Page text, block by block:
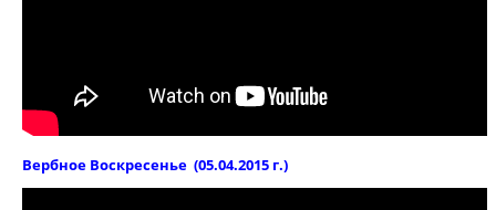
Вербное Воскресенье (05.04.2015 г.)